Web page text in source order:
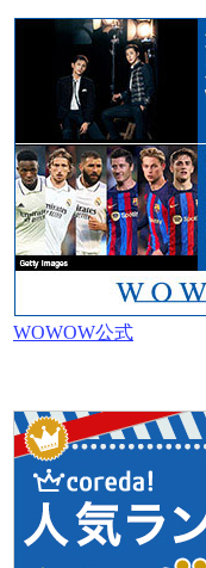
WOWOW公式